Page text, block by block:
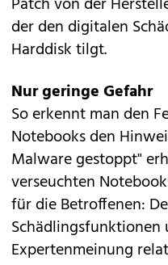
der den digitalen
Harddisk tilgt.
Nur geringe Gefahr
So erkennt man den
Notebooks den
Malware gestoppt"
verseuchten
für die Betroffenen:
Schädlingsfunktionen
Expertenmeinung